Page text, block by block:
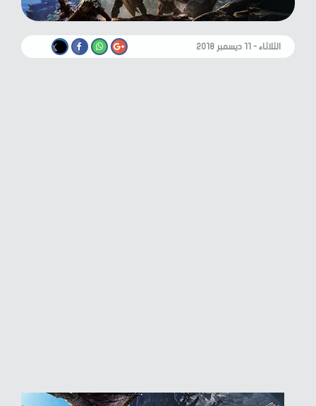
الثلاثاء - ١١ ديسمبر ٢٠١٨